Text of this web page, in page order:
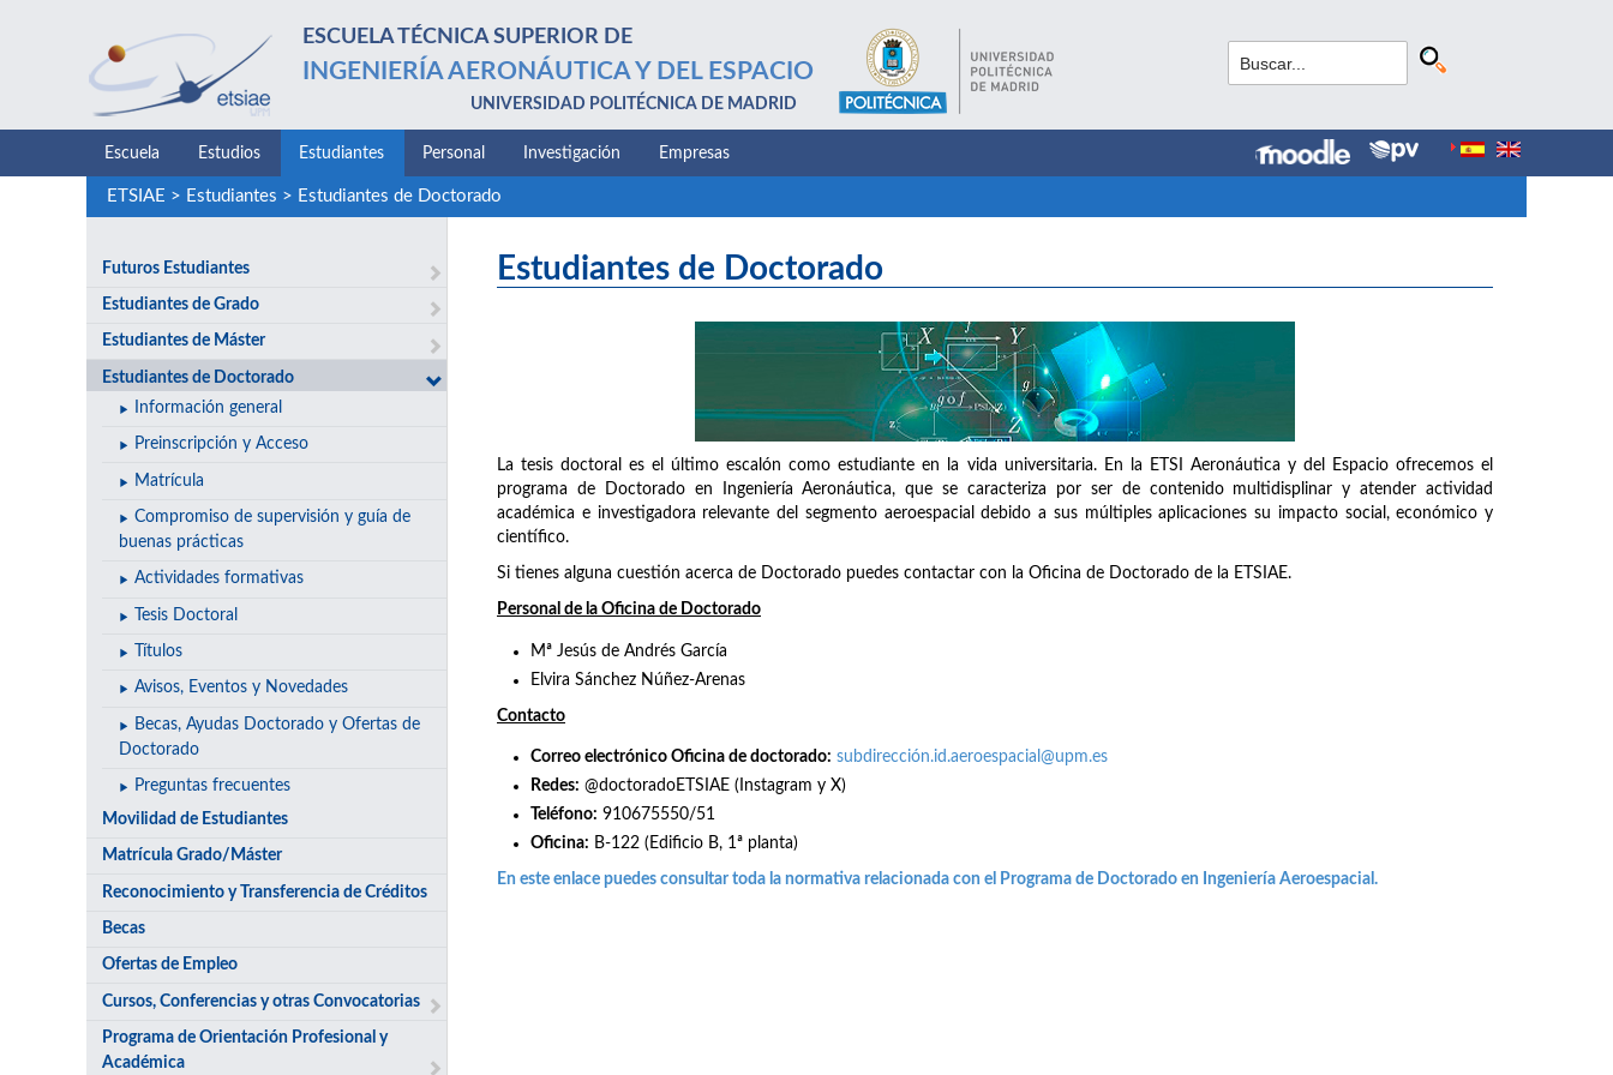
ESCUELA TÉCNICA SUPERIOR DE
INGENIERÍA AERONÁUTICA Y DEL ESPACIO
UNIVERSIDAD POLITÉCNICA DE MADRID
Escuela Estudios Estudiantes Personal Investigación Empresas
ETSIAE > Estudiantes > Estudiantes de Doctorado
Futuros Estudiantes
Estudiantes de Grado
Estudiantes de Máster
Estudiantes de Doctorado
Información general
Preinscripción y Acceso
Matrícula
Compromiso de supervisión y guía de
buenas prácticas
Actividades formativas
Tesis Doctoral
Títulos
Avisos, Eventos y Novedades
Becas, Ayudas Doctorado y Ofertas de
Doctorado
Preguntas frecuentes
Movilidad de Estudiantes
Matrícula Grado/Máster
Reconocimiento y Transferencia de Créditos
Becas
Ofertas de Empleo
Cursos, Conferencias y otras Convocatorias
Programa de Orientación Profesional y
Académica
Estudiantes de Doctorado
La tesis doctoral es el último escalón como estudiante en la vida universitaria. En la ETSI Aeronáutica y del Espacio ofrecemos el
programa de Doctorado en Ingeniería Aeronáutica, que se caracteriza por ser de contenido multidisplinar y atender actividad
académica e investigadora relevante del segmento aeroespacial debido a sus múltiples aplicaciones su impacto social, económico y
científico.
Si tienes alguna cuestión acerca de Doctorado puedes contactar con la Oficina de Doctorado de la ETSIAE.
Personal de la Oficina de Doctorado
Mª Jesús de Andrés García
Elvira Sánchez Núñez-Arenas
Contacto
Correo electrónico Oficina de doctorado: subdirección.id.aeroespacial@upm.es
Redes: @doctoradoETSIAE (Instagram y X)
Teléfono: 910675550/51
Oficina: B-122 (Edificio B, 1ª planta)
En este enlace puedes consultar toda la normativa relacionada con el Programa de Doctorado en Ingeniería Aeroespacial.